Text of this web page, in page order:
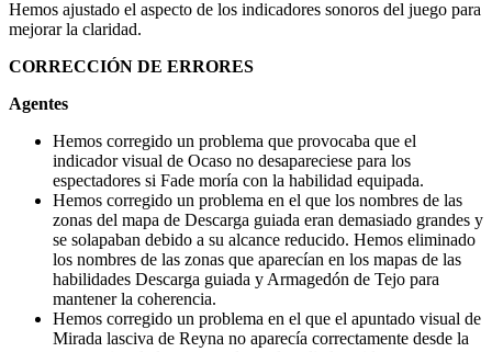
Hemos ajustado el aspecto de los indicadores sonoros del juego para
mejorar la claridad.
CORRECCIÓN DE ERRORES
Agentes
Hemos corregido un problema que provocaba que el
indicador visual de Ocaso no desapareciese para los
espectadores si Fade moría con la habilidad equipada.
Hemos corregido un problema en el que los nombres de las
zonas del mapa de Descarga guiada eran demasiado grandes y
se solapaban debido a su alcance reducido. Hemos eliminado
los nombres de las zonas que aparecían en los mapas de las
habilidades Descarga guiada y Armagedón de Tejo para
mantener la coherencia.
Hemos corregido un problema en el que el apuntado visual de
Mirada lasciva de Reyna no aparecía correctamente desde la